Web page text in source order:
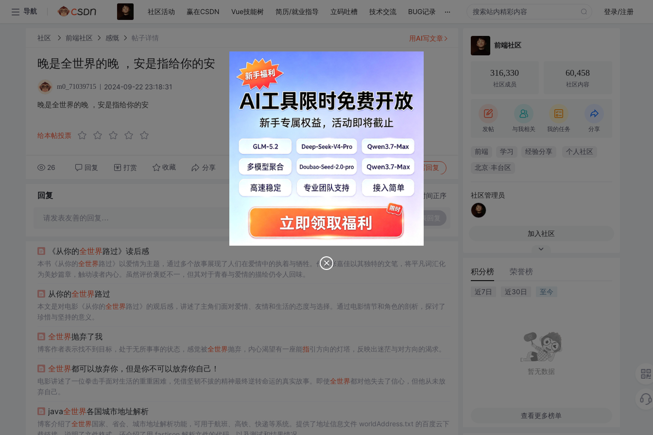
导航 社区活动 赢在CSDN Vue技能树 简历/就业指导 立码吐槽 技术交流 BUG记录 ... 登录/注册
社区 前端社区 感慨 帖子详情
晚是全世界的晚 ，安是指给你的安
m0_71039715 2024-09-22 23:18:31
晚是全世界的晚 ，安是指给你的安
给本帖投票
26 回复 打赏 收藏 分享 转发到动态 举报 写回复
用AI写文章
回复 切换为时间正序
请发表友善的回复…
《从你的全世界路过》读后感
本书《从你的全世界路过》以爱情为主题，通过多个故事展现了人们在爱情中的执着与牺牲。作者张嘉佳以其独特的文笔，将平凡词汇化
为美妙篇章，触动读者内心。虽然评价褒贬不一，但其对于青春与爱情的描绘仍令人回味。
从你的全世界路过
本文是对电影《从你的全世界路过》的观后感，讲述了主角们面对爱情、友情和生活的态度与选择。通过电影情节和角色的剖析，探讨了
珍惜与坚持的意义。
全世界抛弃了我
博客作者表示找不到目标，处于无所事事的状态，感觉被全世界抛弃，内心渴望有一座能指引方向的灯塔，反映出迷茫与对方向的渴求。
全世界都可以放弃你，但是你不可以放弃你自己！
电影讲述了一位拳击手面对生活的重重困难，凭借坚韧不拔的精神最终逆转命运的真实故事。即使全世界都对他失去了信心，但他从未放
弃自己。
java全世界各国城市地址解析
博客介绍了全世界国家、省会、城市地址解析功能，可用于航班、高铁、快递等系统。提供了地址信息文件 worldAddress.txt 的百度云下
前端社区
316,330
社区成员
60,458
社区内容
发帖 与我相关 我的任务 分享
前端 学习 经验分享 个人社区
北京·丰台区
社区管理员
加入社区
积分榜 荣誉榜
近7日 近30日 至今
暂无数据
查看更多榜单